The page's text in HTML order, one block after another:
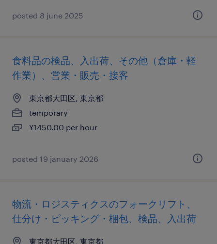
posted 8 june 2025
食料品の検品、入出荷、その他（倉庫・軽
作業）、営業・販売・接客
東京都大田区, 東京都
temporary
¥1450.00 per hour
posted 19 january 2026
物流・ロジスティクスのフォークリフト、
仕分け・ピッキング・梱包、検品、入出荷
東京都大田区, 東京都